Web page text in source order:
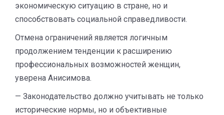
экономическую ситуацию в стране, но и
способствовать социальной справедливости.
Отмена ограничений является логичным
продолжением тенденции к расширению
профессиональных возможностей женщин,
уверена Анисимова.
— Законодательство должно учитывать не только
исторические нормы, но и объективные